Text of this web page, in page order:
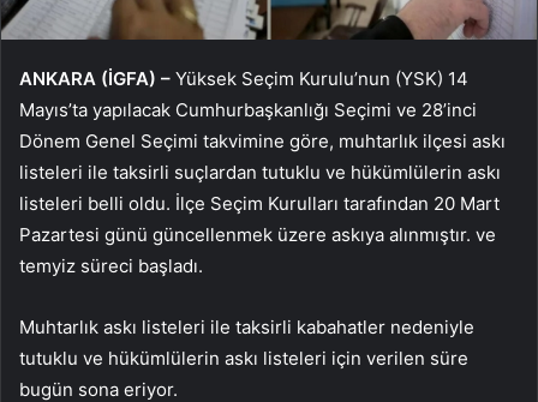
ANKARA (İGFA) – Yüksek Seçim Kurulu’nun (YSK) 14
Mayıs’ta yapılacak Cumhurbaşkanlığı Seçimi ve 28’inci
Dönem Genel Seçimi takvimine göre, muhtarlık ilçesi askı
listeleri ile taksirli suçlardan tutuklu ve hükümlülerin askı
listeleri belli oldu. İlçe Seçim Kurulları tarafından 20 Mart
Pazartesi günü güncellenmek üzere askıya alınmıştır. ve
temyiz süreci başladı.
Muhtarlık askı listeleri ile taksirli kabahatler nedeniyle
tutuklu ve hükümlülerin askı listeleri için verilen süre
bugün sona eriyor.